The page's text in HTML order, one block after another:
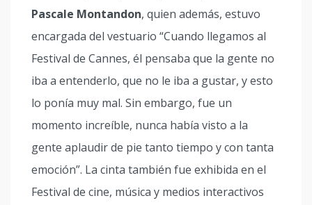
Pascale Montandon, quien además, estuvo
encargada del vestuario “Cuando llegamos al
Festival de Cannes, él pensaba que la gente no
iba a entenderlo, que no le iba a gustar, y esto
lo ponía muy mal. Sin embargo, fue un
momento increíble, nunca había visto a la
gente aplaudir de pie tanto tiempo y con tanta
emoción”. La cinta también fue exhibida en el
Festival de cine, música y medios interactivos